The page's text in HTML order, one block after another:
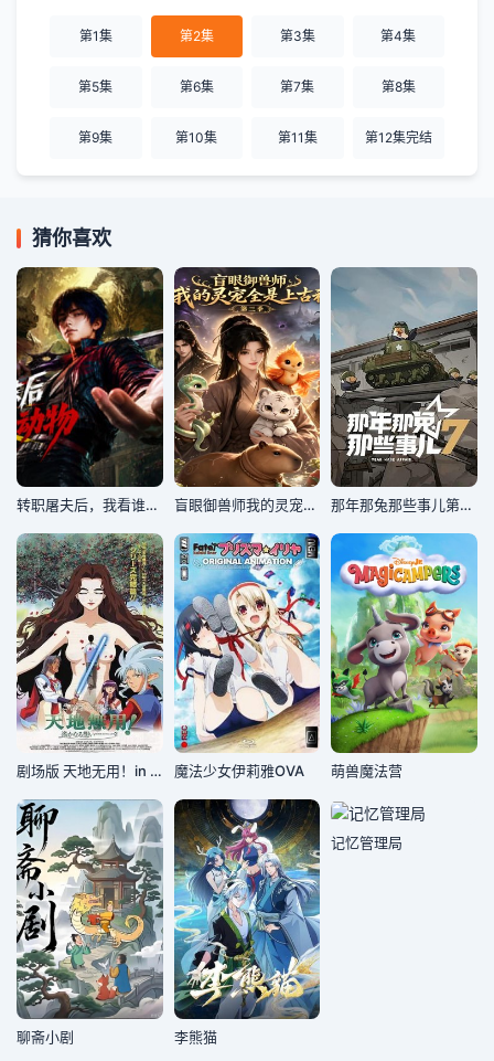
第1集 第2集 第3集 第4集
第5集 第6集 第7集 第8集
第9集 第10集 第11集 第12集完结
猜你喜欢
转职屠夫后，我看谁都是动物 盲眼御兽师我的灵宠全是上古神第三季 那年那兔那些事儿第七季
剧场版 天地无用！in LOVE2：遥远的思念 魔法少女伊莉雅OVA 萌兽魔法营
聊斋小剧 李熊猫
记忆管理局